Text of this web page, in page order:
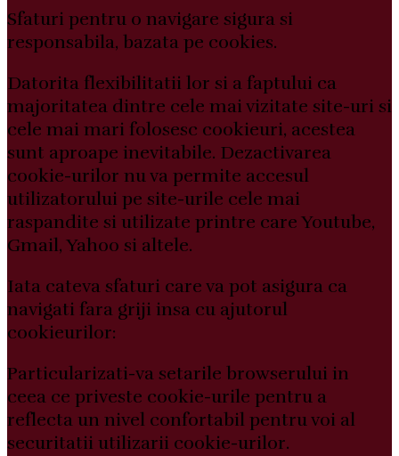
Sfaturi pentru o navigare sigura si
responsabila, bazata pe cookies.
Datorita flexibilitatii lor si a faptului ca
majoritatea dintre cele mai vizitate site-uri si
cele mai mari folosesc cookieuri, acestea
sunt aproape inevitabile. Dezactivarea
cookie-urilor nu va permite accesul
utilizatorului pe site-urile cele mai
raspandite si utilizate printre care Youtube,
Gmail, Yahoo si altele.
Iata cateva sfaturi care va pot asigura ca
navigati fara griji insa cu ajutorul
cookieurilor:
Particularizati-va setarile browserului in
ceea ce priveste cookie-urile pentru a
reflecta un nivel confortabil pentru voi al
securitatii utilizarii cookie-urilor.